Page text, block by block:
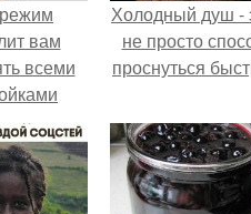
вам
всеми
из
Холодный душ -
не просто
проснуться